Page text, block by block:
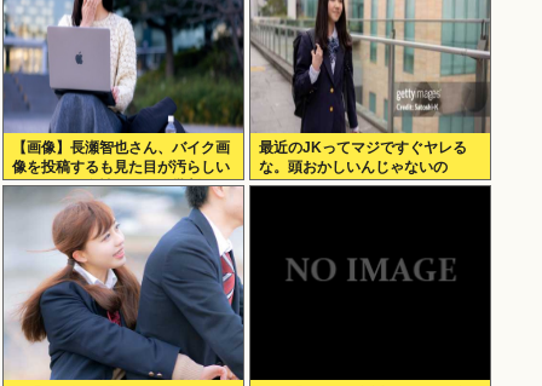
【画像】長瀬智也さん、バイク画
像を投稿するも見た目が汚らしい
とネットの女性たちから批判され
た結果ｗｗｗ
最近のJKってマジですぐヤレる
な。頭おかしいんじゃないの